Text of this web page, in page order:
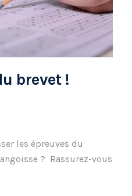
brevet !
les épreuves du
? Rassurez-vous